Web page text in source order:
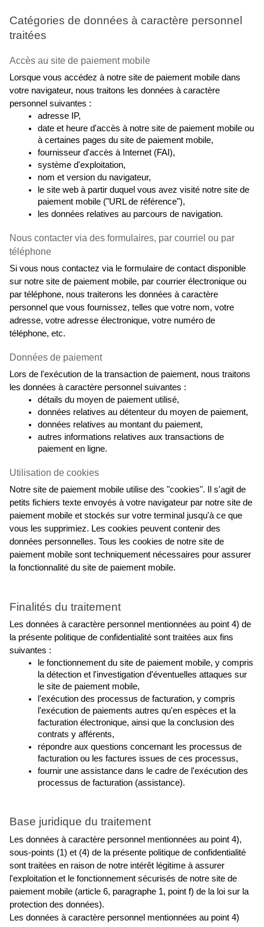
Catégories de données à caractère personnel
traitées
Accès au site de paiement mobile
Lorsque vous accédez à notre site de paiement mobile dans
votre navigateur, nous traitons les données à caractère
personnel suivantes :
adresse IP,
date et heure d'accès à notre site de paiement mobile ou
à certaines pages du site de paiement mobile,
fournisseur d'accès à Internet (FAI),
système d'exploitation,
nom et version du navigateur,
le site web à partir duquel vous avez visité notre site de
paiement mobile ("URL de référence"),
les données relatives au parcours de navigation.
Nous contacter via des formulaires, par courriel ou par
téléphone
Si vous nous contactez via le formulaire de contact disponible
sur notre site de paiement mobile, par courrier électronique ou
par téléphone, nous traiterons les données à caractère
personnel que vous fournissez, telles que votre nom, votre
adresse, votre adresse électronique, votre numéro de
téléphone, etc.
Données de paiement
Lors de l'exécution de la transaction de paiement, nous traitons
les données à caractère personnel suivantes :
détails du moyen de paiement utilisé,
données relatives au détenteur du moyen de paiement,
données relatives au montant du paiement,
autres informations relatives aux transactions de
paiement en ligne.
Utilisation de cookies
Notre site de paiement mobile utilise des "cookies". Il s'agit de
petits fichiers texte envoyés à votre navigateur par notre site de
paiement mobile et stockés sur votre terminal jusqu'à ce que
vous les supprimiez. Les cookies peuvent contenir des
données personnelles. Tous les cookies de notre site de
paiement mobile sont techniquement nécessaires pour assurer
la fonctionnalité du site de paiement mobile.
Finalités du traitement
Les données à caractère personnel mentionnées au point 4) de
la présente politique de confidentialité sont traitées aux fins
suivantes :
le fonctionnement du site de paiement mobile, y compris
la détection et l'investigation d'éventuelles attaques sur
le site de paiement mobile,
l'exécution des processus de facturation, y compris
l'exécution de paiements autres qu'en espèces et la
facturation électronique, ainsi que la conclusion des
contrats y afférents,
répondre aux questions concernant les processus de
facturation ou les factures issues de ces processus,
fournir une assistance dans le cadre de l'exécution des
processus de facturation (assistance).
Base juridique du traitement
Les données à caractère personnel mentionnées au point 4),
sous-points (1) et (4) de la présente politique de confidentialité
sont traitées en raison de notre intérêt légitime à assurer
l'exploitation et le fonctionnement sécurisés de notre site de
paiement mobile (article 6, paragraphe 1, point f) de la loi sur la
protection des données).
Les données à caractère personnel mentionnées au point 4)